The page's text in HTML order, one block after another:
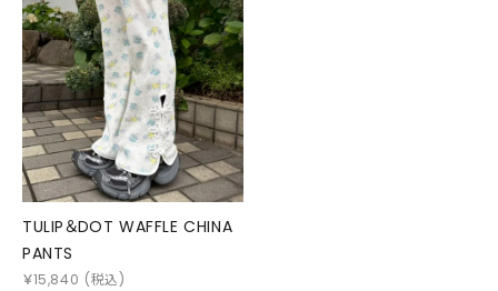
TULIP＆DOT WAFFLE CHINA
PANTS
￥15,840 (税込)